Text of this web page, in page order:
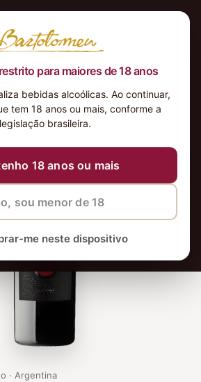
para maiores de 18 anos
bebidas alcoólicas. Ao continuar,
tem 18 anos ou mais, conforme a
legislação brasileira.
18 anos ou mais
sou menor de 18
me neste dispositivo
· Argentina